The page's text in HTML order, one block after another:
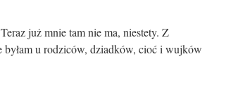
już mnie tam nie ma, niestety. Z
byłam u rodziców, dziadków, cioć i wujków